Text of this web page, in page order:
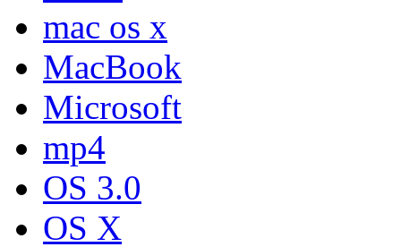
mac os x
MacBook
Microsoft
mp4
OS 3.0
OS X